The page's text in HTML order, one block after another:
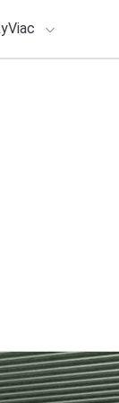
Viac